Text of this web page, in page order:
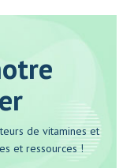
de vitamines et
et ressources !